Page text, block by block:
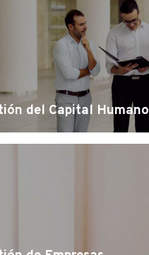
del Capital Humano